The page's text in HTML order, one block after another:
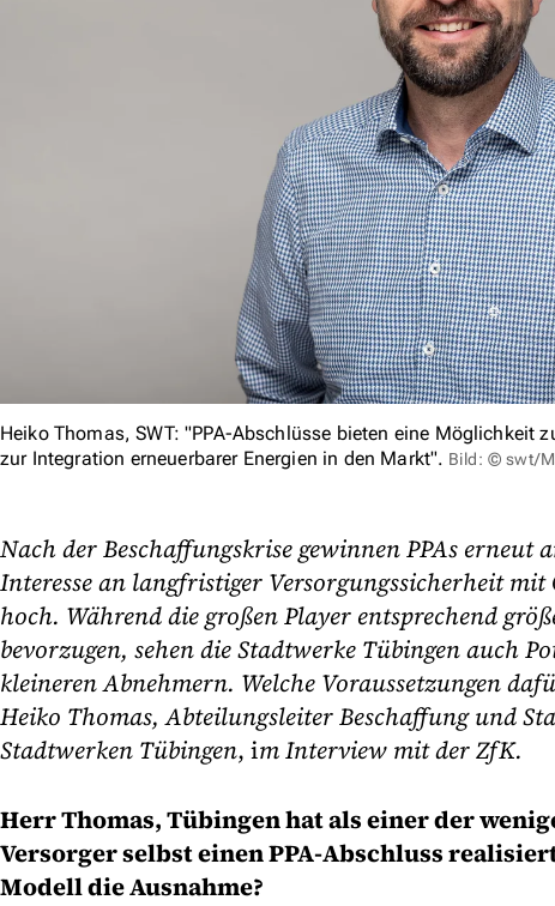
Heiko Thomas, SWT: "PPA-Abschlüsse bieten eine Möglichkeit
zur Integration erneuerbarer Energien in den Markt". Bild: © swt/
Nach der Beschaffungskrise gewinnen PPAs erneut
Interesse an langfristiger Versorgungssicherheit
hoch. Während die großen Player entsprechend
bevorzugen, sehen die Stadtwerke Tübingen auch
kleineren Abnehmern. Welche Voraussetzungen
Heiko Thomas, Abteilungsleiter Beschaffung und
Stadtwerken Tübingen, im Interview mit der ZfK.
Herr Thomas, Tübingen hat als einer der
Versorger selbst einen PPA-Abschluss
Modell die Ausnahme?